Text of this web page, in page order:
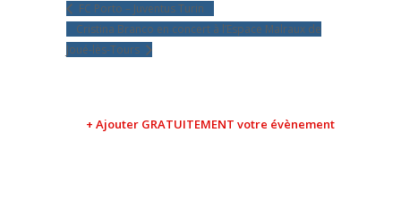
FC Porto – Juventus Turin
Cristina Branco en concert à l’Espace Malraux de
Joué-lès-Tours
+ Ajouter GRATUITEMENT votre évènement